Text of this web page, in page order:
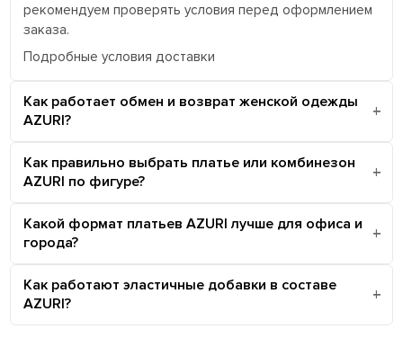
рекомендуем проверять условия перед оформлением
заказа.
Подробные условия доставки
Как работает обмен и возврат женской одежды
AZURI?
Как правильно выбрать платье или комбинезон
AZURI по фигуре?
Какой формат платьев AZURI лучше для офиса и
города?
Как работают эластичные добавки в составе
AZURI?